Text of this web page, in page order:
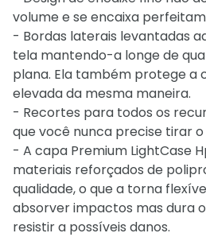
volume e se encaixa
- Bordas laterais levantadas
tela mantendo-a longe de
plana. Ela também protege a
elevada da mesma maneira.
- Recortes para todos os
que você nunca precise tirar
- A capa Premium LightCase
materiais reforçados de
qualidade, o que a torna
absorver impactos mas dura
resistir a possíveis danos.